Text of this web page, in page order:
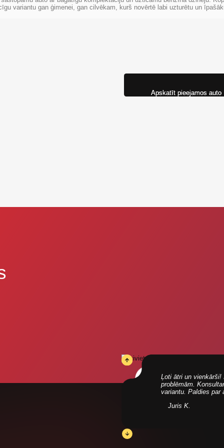
variantu gan ģimenei, gan cilvēkam, kurš novērtē labi uzturētu un
Ļoti ātri un
problēmām.
variantu. Paldies par
Juris K.